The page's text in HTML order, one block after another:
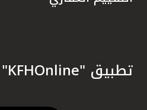
تطبيق "KFHOnline" للهواتف الذكية